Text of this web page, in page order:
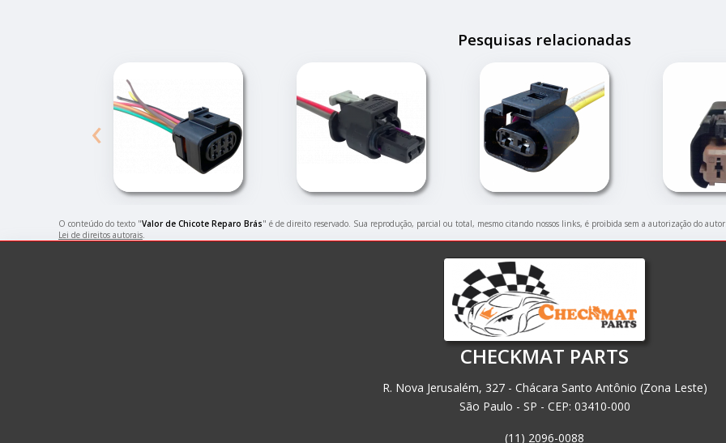
Pesquisas relacionadas
‹
O conteúdo do texto "Valor de Chicote Reparo Brás" é de direito reservado. Sua reprodução, parcial ou total, mesmo citando nossos links, é proibida sem a autorização do
Lei de direitos autorais
CHECKMAT PARTS
R. Nova Jerusalém, 327 - Chácara Santo Antônio (Zona Leste)
São Paulo - SP - CEP: 03410-000
(11) 2096-0088